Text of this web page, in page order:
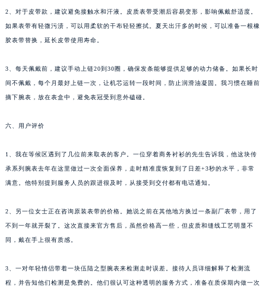
2、对于皮带款，建议避免接触水和汗液。皮质表带受潮后容易变形，影响佩戴舒适度。
如果表带有轻微污渍，可以用柔软的干布轻轻擦拭。夏天出汗多的时候，可以准备一根橡
胶表带替换，延长皮带使用寿命。
3、每天佩戴前，建议手动上链20到30圈，确保发条能够提供足够的动力储备。如果长时
间不佩戴，每个月最好上链一次，让机芯运转一段时间，防止润滑油凝固。我习惯在睡前
摘下腕表，放在表盒中，避免表冠受到意外磕碰。
六、用户评价
1、我在等候区遇到了几位前来取表的客户。一位穿着商务衬衫的先生告诉我，他这块传
承系列腕表去年在这里做过一次全面保养，走时精准度恢复到了日差+3秒的水平，非常
满意。他特别提到服务人员的跟进很及时，从接受到交付都有电话通知。
2、另一位女士正在咨询原装表带的价格。她说之前在其他地方换过一条副厂表带，用了
不到一年就开裂了。这次直接来官方售后，虽然价格高一些，但皮质和缝线工艺明显不
同，戴在手上很有质感。
3、一对年轻情侣带着一块伍陆之型腕表来检测走时误差。接待人员详细解释了检测流
程，并告知他们检测是免费的。他们很认可这种透明的服务方式，准备在质保期内做一次